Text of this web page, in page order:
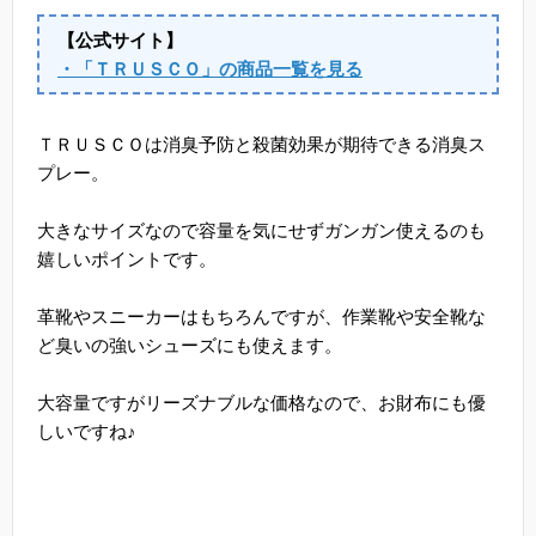
【公式サイト】
・「ＴＲＵＳＣＯ」の商品一覧を見る
ＴＲＵＳＣＯは消臭予防と殺菌効果が期待できる消臭ス
プレー。
大きなサイズなので容量を気にせずガンガン使えるのも
嬉しいポイントです。
革靴やスニーカーはもちろんですが、作業靴や安全靴な
ど臭いの強いシューズにも使えます。
大容量ですがリーズナブルな価格なので、お財布にも優
しいですね♪